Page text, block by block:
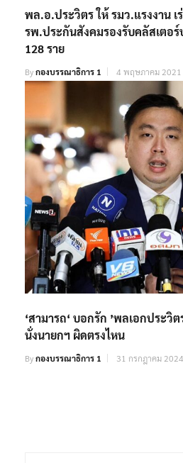
พล.อ.ประวิตร ให้ รมว.แรงงาน เ
รพ.ประกันสังคมรองรับคลัสเตอ
128 ราย
Byกองบรรณาธิการ 1 4 พฤษภาคม 2021
‘สามารถ‘ บอกรัก ’พลเอกประวิ
นั่งนายกฯ ผิดตรงไหน
Byกองบรรณาธิการ 1 31 กรกฎาคม 2024